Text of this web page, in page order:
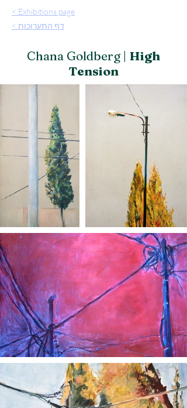
< Exhibitions page
< דף התערוכות
Chana Goldberg | High
Tension